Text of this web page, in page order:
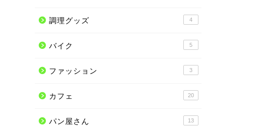
調理グッズ 4
バイク 5
ファッション 3
カフェ 20
パン屋さん 13